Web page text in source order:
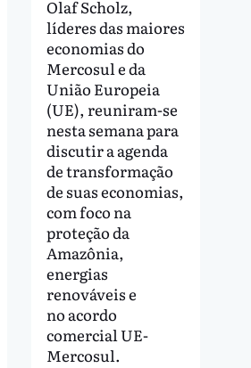
Olaf Scholz,
líderes das maiores
economias do
Mercosul e da
União Europeia
(UE), reuniram-se
nesta semana para
discutir a agenda
de transformação
de suas economias,
com foco na
proteção da
Amazônia,
energias
renováveis e
no acordo
comercial UE-
Mercosul.